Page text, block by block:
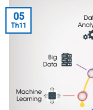
05
Th11